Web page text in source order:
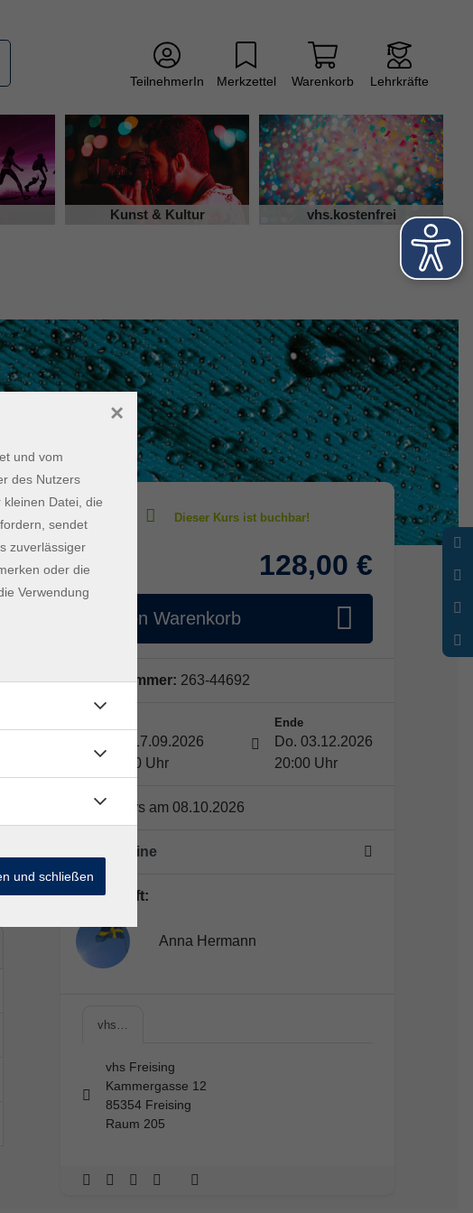
TeilnehmerIn Merkzettel Warenkorb Lehrkräfte
Kunst & Kultur vhs.kostenfrei
Gebühr 128,00 €
In den Warenkorb
Kursnummer: 263-44692
Do. 17.09.2026
18:30 Uhr
Ende
Do. 03.12.2026
20:00 Uhr
Kein Kurs am 08.10.2026
10 Termine
Lehrkraft:
Anna Hermann
vhs…
vhs Freising
Kammergasse 12
85354 Freising
Raum 205
und vom
des Nutzers
Datei, die
sendet
zuverlässiger
oder die
Verwendung
×
und schließen